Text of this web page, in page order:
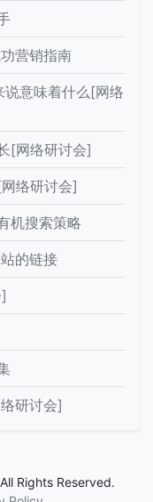
营销指南
说意味着什么[网络
[网络研讨会]
络研讨会]
机搜索策略
的链接
研讨会]
Rights Reserved.